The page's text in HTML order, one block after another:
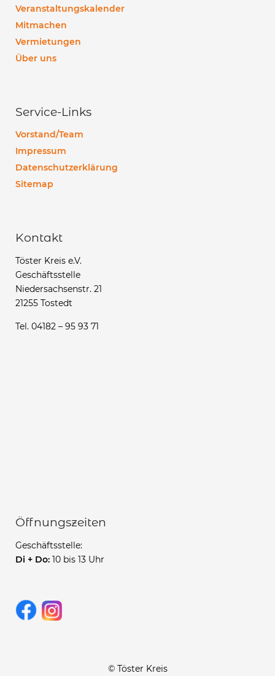
Veranstaltungskalender
Mitmachen
Vermietungen
Über uns
Service-Links
Vorstand/Team
Impressum
Datenschutzerklärung
Sitemap
Kontakt
Töster Kreis e.V.
Geschäftsstelle
Niedersachsenstr. 21
21255 Tostedt
Tel. 04182 – 95 93 71
Öffnungszeiten
Geschäftsstelle:
Di + Do: 10 bis 13 Uhr
© Töster Kreis